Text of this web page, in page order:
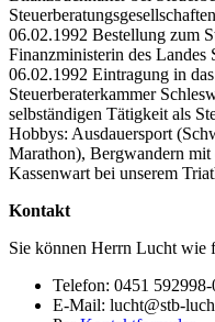
06.02.1992 Bestellung zum
Finanzministerin des Landes
06.02.1992 Eintragung in
Steuerberaterkammer
selbständigen Tätigkeit als
Hobbys: Ausdauersport
Marathon), Bergwandern
Kassenwart bei unserem
Kontakt
Sie können Herrn Lucht wie
Telefon: 0451 592998-
E-Mail: lucht@stb-